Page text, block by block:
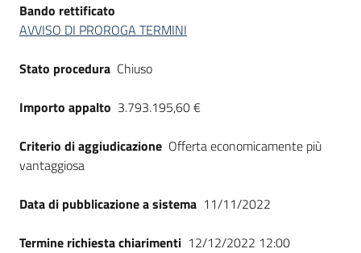
Bando rettificato
AVVISO DI PROROGA TERMINI
Stato procedura Chiuso
Importo appalto 3.793.195,60 €
Criterio di aggiudicazione Offerta economicamente più
vantaggiosa
Data di pubblicazione a sistema 11/11/2022
Termine richiesta chiarimenti 12/12/2022 12:00